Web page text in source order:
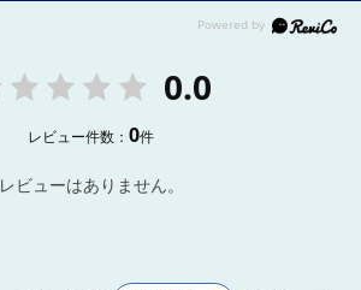
0.0
レビュー件数：0件
レビューはありません。